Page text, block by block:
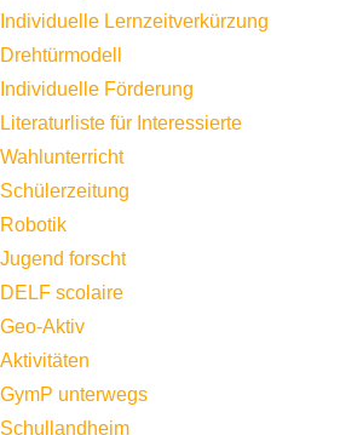
Individuelle Lernzeitverkürzung
Drehtürmodell
Individuelle Förderung
Literaturliste für Interessierte
Wahlunterricht
Schülerzeitung
Robotik
Jugend forscht
DELF scolaire
Geo-Aktiv
Aktivitäten
GymP unterwegs
Schullandheim